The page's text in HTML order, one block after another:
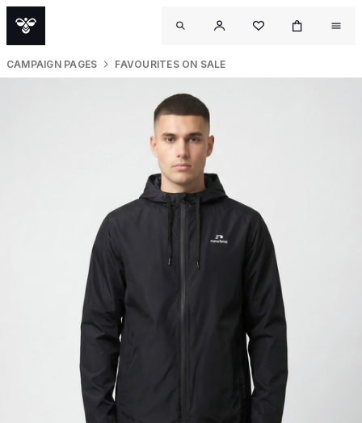
CAMPAIGN PAGES FAVOURITES ON SALE